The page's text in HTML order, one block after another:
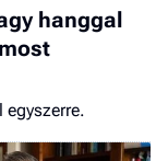
hanggal